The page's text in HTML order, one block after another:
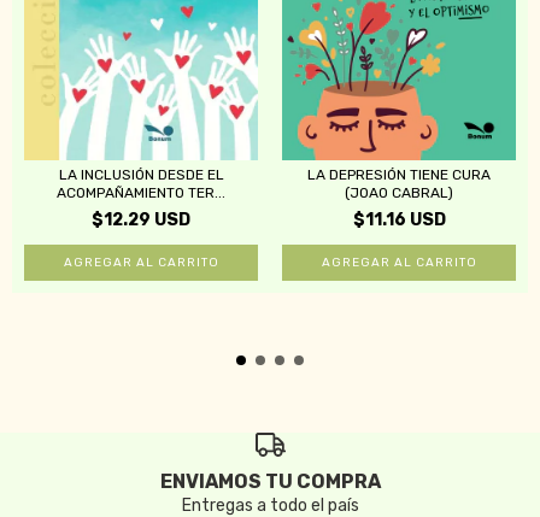
LA INCLUSIÓN DESDE EL
ACOMPAÑAMIENTO TER...
$12.29 USD
LA DEPRESIÓN TIENE CURA
(JOAO CABRAL)
$11.16 USD
ENVIAMOS TU COMPRA
Entregas a todo el país